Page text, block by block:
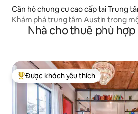
Căn hộ chung cư cao cấp tại Trung
Khám phá trung tâm Austin trong
côngNhà cho thuê phù
Được khách yêu thích nhất
Được khách yêu thích